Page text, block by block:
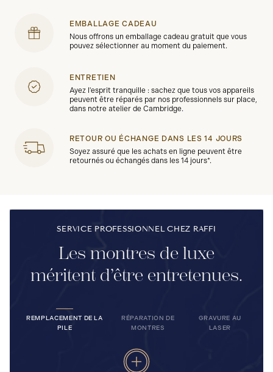
EMBALLAGE CADEAU
Nous offrons un emballage cadeau gratuit que vous
pouvez sélectionner au moment du paiement.
ENTRETIEN
Ayez l'esprit tranquille : sachez que tous vos appareils
peuvent être réparés par nos professionnels sur place,
dans notre atelier de Cambridge.
RETOUR OU ÉCHANGE DANS LES 14 JOURS
Soyez assuré que les achats en ligne peuvent être
retournés ou échangés dans les 14 jours*.
SERVICE PROFESSIONNEL CHEZ RAFFI
Les montres de luxe
méritent d’être entretenues.
REMPLACEMENT DE LA
PILE
RÉPARATION DE
MONTRES
GRAVURE AU
LASER